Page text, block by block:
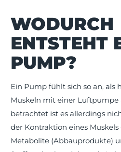
WODURCH
ENTSTEHT
PUMP?
Ein Pump fühlt sich so an, als
Muskeln mit einer Luftpumpe
betrachtet ist es allerdings
der Kontraktion eines
Metabolite (Abbauprodukte)